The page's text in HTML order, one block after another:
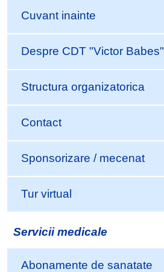
Cuvant inainte
Despre CDT "Victor Babes"
Structura organizatorica
Contact
Sponsorizare / mecenat
Tur virtual
Servicii medicale
Abonamente de sanatate